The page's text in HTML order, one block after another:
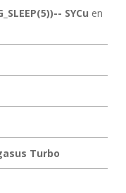
SYCu en
Turbo